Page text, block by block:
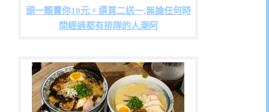
頭一顆賣你10元，還買二送一,無論任何時
間經過都有排隊的人潮阿